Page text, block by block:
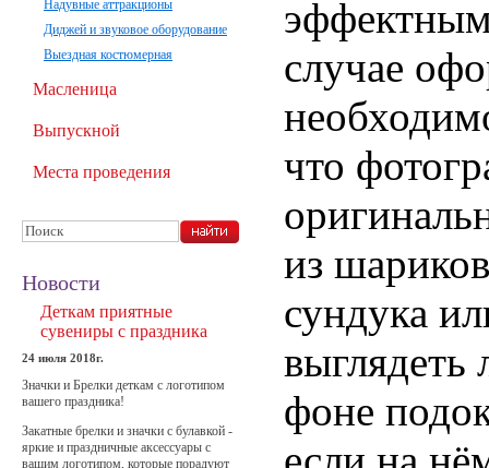
случае
что
из
сундука
фоне
Надувные аттракционы
Диджей и звуковое оборудование
Выездная костюмерная
Масленица
Выпускной
Места проведения
Новости
Деткам приятные
сувениры с праздника
24 июля 2018г.
Значки и Брелки деткам с логотипом
вашего праздника!
Закатные брелки и значки с булавкой -
яркие и праздничные аксессуары с
вашим логотипом, которые порадуют